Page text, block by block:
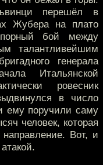
перешёл в
Жубера на плато
бой между
талантливейшим
генерала
Итальянской
ровесник
в число
ему поручили саму
человек, которая
Вот, и